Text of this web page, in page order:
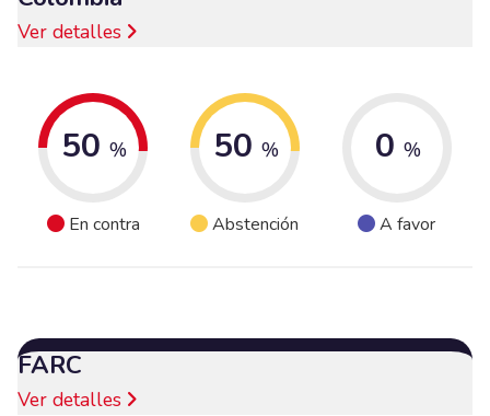
Ver detalles
50 %
En contra
50 %
Abstención
0 %
A favor
FARC
Ver detalles